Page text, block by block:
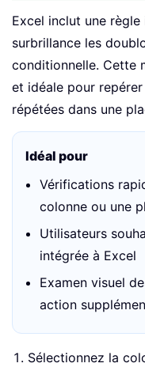
Excel inclut une
surbrillance les
conditionnelle. Cette
et idéale pour
répétées dans une
Idéal pour
Vérifications
colonne ou une
Utilisateurs
intégrée à Excel
Examen visuel
action
Sélectionnez la